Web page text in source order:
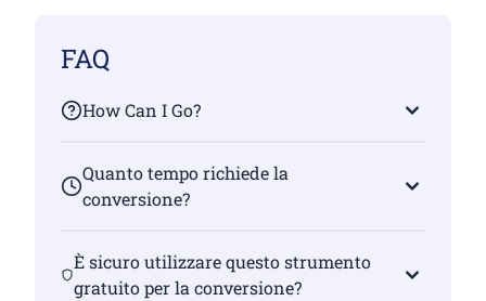
FAQ
How Can I Go?
Quanto tempo richiede la
conversione?
È sicuro utilizzare questo strumento
gratuito per la conversione?